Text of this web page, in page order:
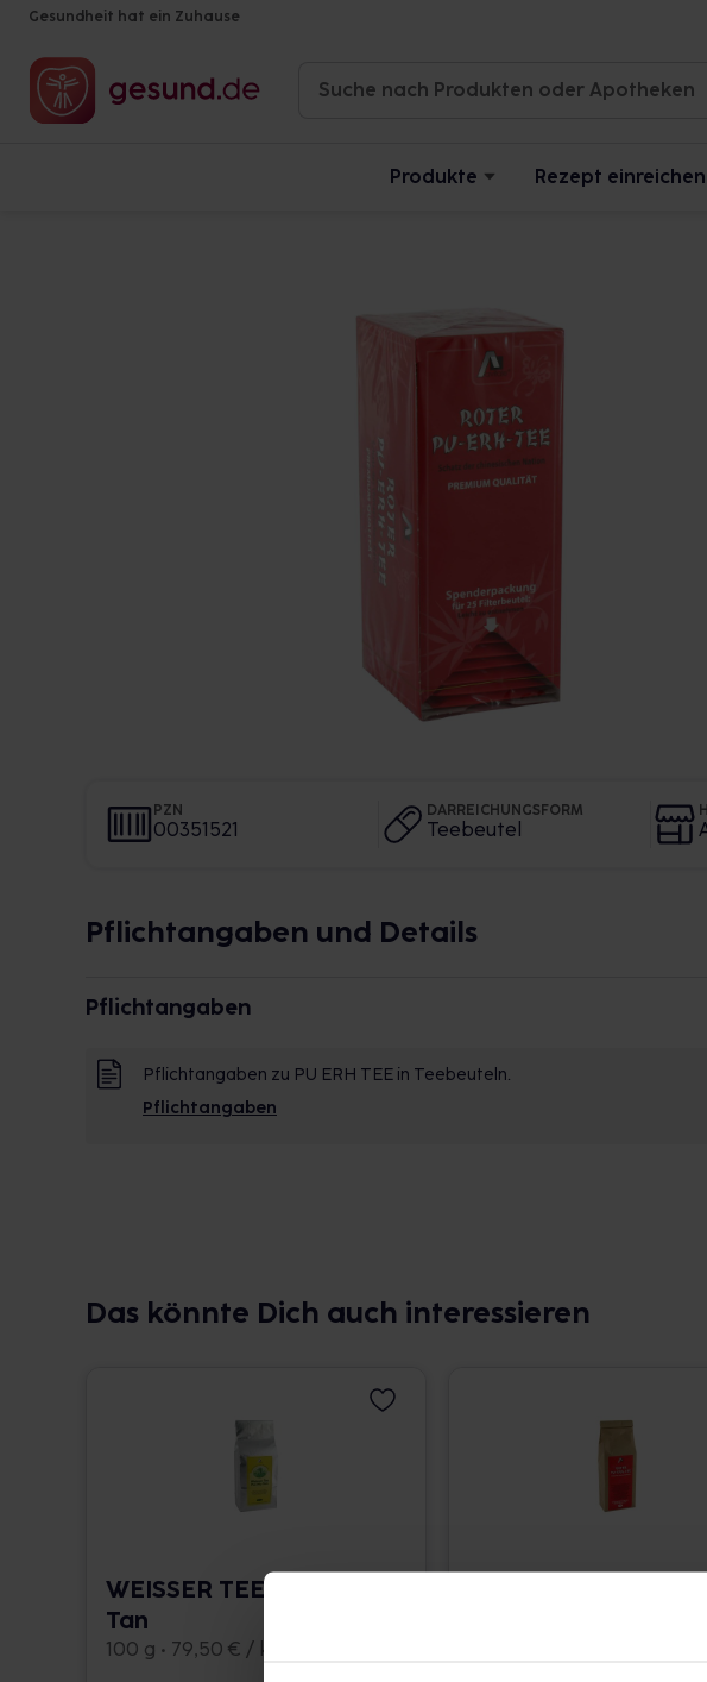
Gesundheit hat ein Zuhause
Produkte Rezept einreichen
PZN
00351521
DARREICHUNGSFORM
Teebeutel
Pflichtangaben und Details
Pflichtangaben
Pflichtangaben zu PU ERH TEE in Teebeuteln.
Pflichtangaben
Das könnte Dich auch interessieren
WEISSER TEE Pai Mu
Tan
100 g • 79,50 € / kg